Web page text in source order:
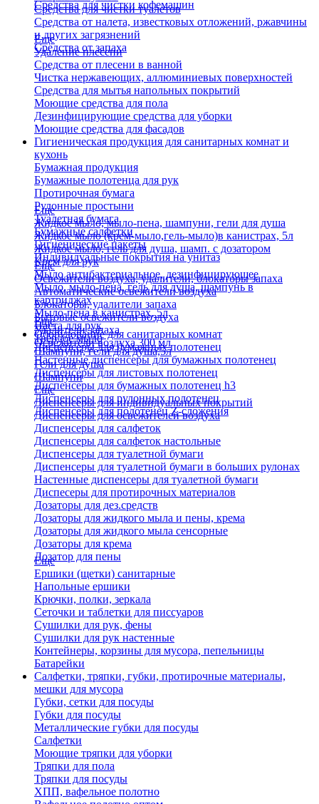
Средства для чистки кофемашин
Средства для чистки туалетов
Средства от налета, известковых отложений, ржавчины
и других загрязнений
Средства от запаха
Еще
Удаление плесени
Средства от плесени в ванной
Чистка нержавеющих, аллюминиевых поверхностей
Средства для мытья напольных покрытий
Моющие средства для пола
Дезинфицирующие средства для уборки
Моющие средства для фасадов
Гигиеническая продукция для санитарных комнат и
кухонь
Бумажная продукция
Бумажные полотенца для рук
Протирочная бумага
Рулонные простыни
Туалетная бумага
Бумажные салфетки
Гигиенические пакеты
Индивидуальные покрытия на унитаз
Еще
Жидкое мыло, мыло-пена, шампуни, гели для душа
Жидкое мыло (крем-мыло,гель-мыло)в канистрах, 5л
Жидкое мыло, гель для душа, шамп. с дозатором
Крем для рук
Мыло антибактериальное, дезинфицирующее
Мыло, мыло-пена, гель для душа, шампунь в
картриджах
Мыло-пена в канистрах, 5л
Паста для рук
Твердое мыло
Шампуни, гели для душа,5л
Гели для душа
Шампуни
Еще
Освежители воздуха, удалители, блокаторы запаха
Автоматические освежители воздуха
Блокаторы, удалители запаха
Бытовые освежители воздуха
Удалители запаха
Освежители воздуха 300 мл
Еще
Оборудование для санитарных комнат
Диспенсеры для бумажных полотенец
Настенные диспенсеры для бумажных полотенец
Диспенсеры для листовых полотенец
Диспенсеры для бумажных полотенец h3
Диспенсеры для рулонных полотенец
Диспенсеры для полотенец Z-сложения
Еще
Диспенсеры для индивидуальных покрытий
Диспенсеры для освежителей воздуха
Диспенсеры для салфеток
Диспенсеры для салфеток настольные
Диспенсеры для туалетной бумаги
Диспенсеры для туалетной бумаги в больших рулонах
Настенные диспенсеры для туалетной бумаги
Диспесеры для протирочных материалов
Дозаторы для дез.средств
Дозаторы для жидкого мыла и пены, крема
Дозаторы для жидкого мыла сенсорные
Дозаторы для крема
Дозатор для пены
Еще
Ершики (щетки) санитарные
Напольные ершики
Крючки, полки, зеркала
Сеточки и таблетки для писсуаров
Сушилки для рук, фены
Сушилки для рук настенные
Контейнеры, корзины для мусора, пепельницы
Батарейки
Салфетки, тряпки, губки, протирочные материалы,
мешки для мусора
Губки, сетки для посуды
Губки для посуды
Металлические губки для посуды
Салфетки
Моющие тряпки для уборки
Тряпки для пола
Тряпки для посуды
ХПП, вафельное полотно